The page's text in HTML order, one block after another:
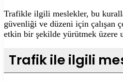
Trafikle ilgili meslekler, bu
güvenliği ve düzeni için çalışan
etkin bir şekilde yürütmek üzere
Trafik ile ilgili